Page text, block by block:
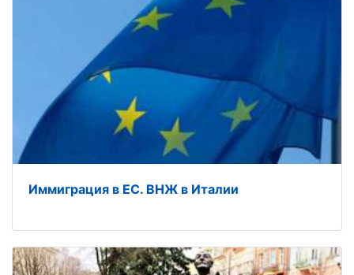
Иммиграция в ЕС. ВНЖ в Италии